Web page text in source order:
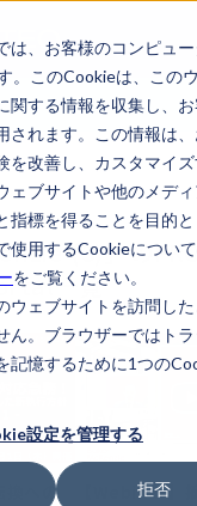
は、お客様のコンピュー
。このCookieは、この
関する情報を収集し、
されます。この情報は
を改善し、カスタマイズ
ェブサイトや他のメデ
指標を得ることを目的
使用するCookieについ
をご覧ください。
ウェブサイトを訪問した
ん。ブラウザーではト
記憶するために1つの
設定を管理する
拒否
(3)」の
一覧
換への
【Webinar】